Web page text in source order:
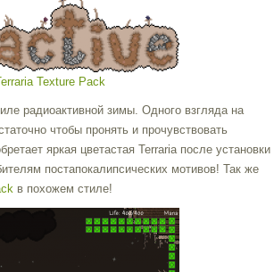
Texture Pack
радиоактивной зимы. Одного взгляда на
чтобы пронять и прочувствовать
яркая цветастая Terraria после установки
постапокалипсических мотивов! Так же
в похожем стиле!